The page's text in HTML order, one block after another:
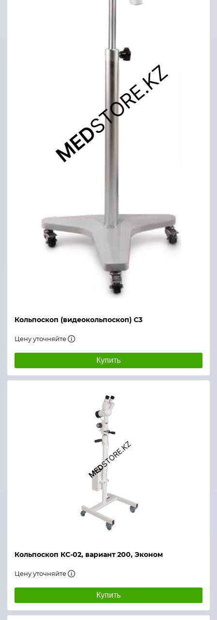
Кольпоскоп (видеокольпоскоп) C3
Цену уточняйте
Купить
Кольпоскоп КС-02, вариант 200, Эконом
Цену уточняйте
Купить